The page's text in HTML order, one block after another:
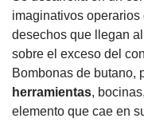
imaginativos
desechos que llegan
sobre el exceso del
Bombonas de butano,
herramientas,
elemento que cae en